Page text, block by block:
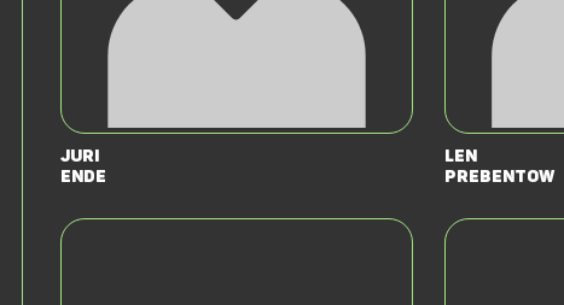
Juri
Ende
Len
Prebentow